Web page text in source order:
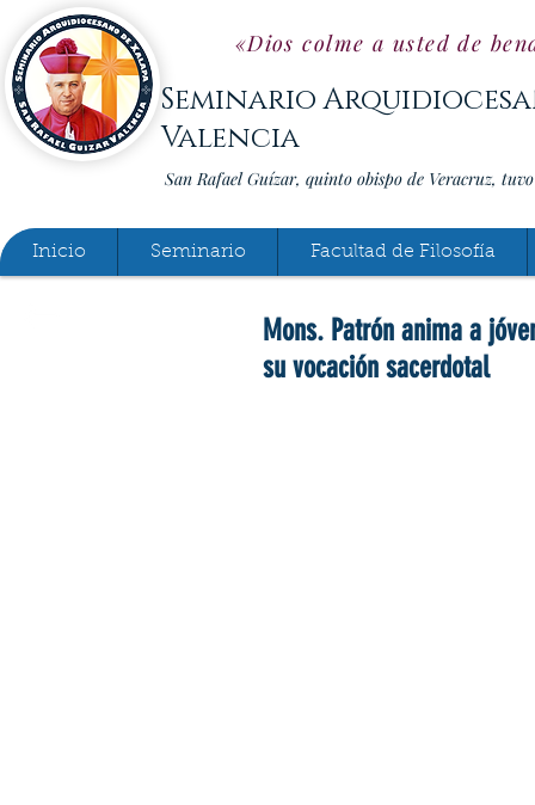
«Dios colme a usted de
Seminario
Valencia
San Rafael Guízar, quinto obispo de Veracruz,
Inicio Seminario Facultad de Filosofía
Mons. Patrón anima a
su vocación sacerdotal